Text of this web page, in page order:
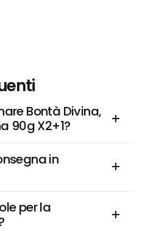
Bontà Divina,
90g X2+1?
in
per la